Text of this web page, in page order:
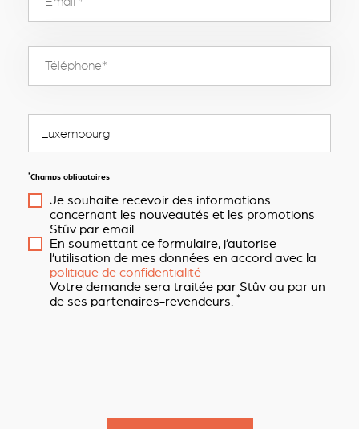
*Champs obligatoires
Je souhaite recevoir des informations
concernant les nouveautés et les promotions
Stûv par email.
En soumettant ce formulaire, j’autorise
l’utilisation de mes données en accord avec la
politique de confidentialité
Votre demande sera traitée par Stûv ou par un
de ses partenaires-revendeurs. *